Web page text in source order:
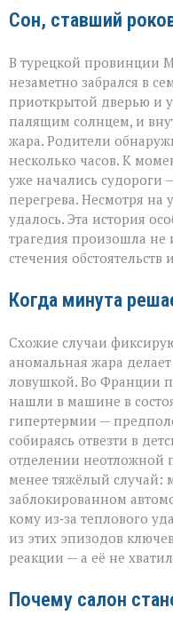
Сон, ставший
В турецкой провинции
незаметно забрался в
приоткрытой дверью и
палящим солнцем, и
жара. Родители
несколько часов. К
уже начались судороги
перегрева. Несмотря на
удалось. Эта история
трагедия произошла не
стечения
Когда минута
Схожие случаи
аномальная жара
ловушкой. Во Франции
нашли в машине в
гипертермии —
собираясь отвезти в
отделении неотложной
менее тяжёлый случай:
заблокированном
кому из‑за теплового
из этих эпизодов
реакции — а её не
Почему салон